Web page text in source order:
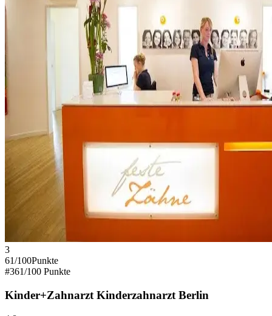
3
61/100Punkte
#361/100 Punkte
Kinder+Zahnarzt Kinderzahnarzt Berlin